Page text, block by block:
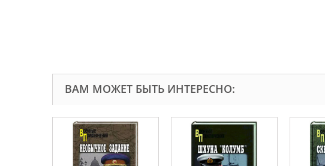
ВАМ МОЖЕТ БЫТЬ ИНТЕРЕСНО: